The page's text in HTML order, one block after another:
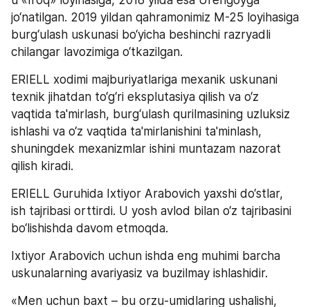
jo‘natilgan. 2019 yildan qahramonimiz M-25 loyihasiga
burg‘ulash uskunasi bo‘yicha beshinchi razryadli
chilangar lavozimiga o‘tkazilgan.
ERIELL xodimi majburiyatlariga mexanik uskunani
texnik jihatdan to‘g‘ri eksplutasiya qilish va o‘z
vaqtida ta'mirlash, burg‘ulash qurilmasining uzluksiz
ishlashi va o‘z vaqtida ta'mirlanishini ta'minlash,
shuningdek mexanizmlar ishini muntazam nazorat
qilish kiradi.
ERIELL Guruhida Ixtiyor Arabovich yaxshi do‘stlar,
ish tajribasi orttirdi. U yosh avlod bilan o‘z tajribasini
bo‘lishishda davom etmoqda.
Ixtiyor Arabovich uchun ishda eng muhimi barcha
uskunalarning avariyasiz va buzilmay ishlashidir.
«Men uchun baxt – bu orzu-umidlaring ushalishi,